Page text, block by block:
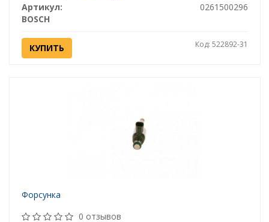
Артикул:
0261500296
BOSCH
КУПИТЬ Код: 522892-31
Форсунка
0 отзывов